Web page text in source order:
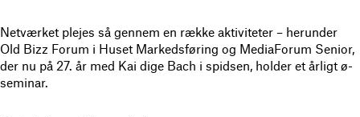
Netværket plejes så gennem en række aktiviteter – herunder
Old Bizz Forum i Huset Markedsføring og MediaForum Senior,
der nu på 27. år med Kai dige Bach i spidsen, holder et årligt ø-
seminar.